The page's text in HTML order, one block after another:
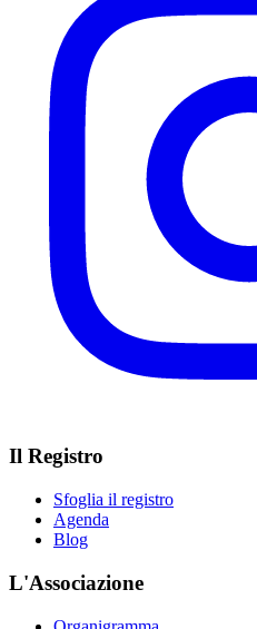
Il Registro
Sfoglia il registro
Agenda
Blog
L'Associazione